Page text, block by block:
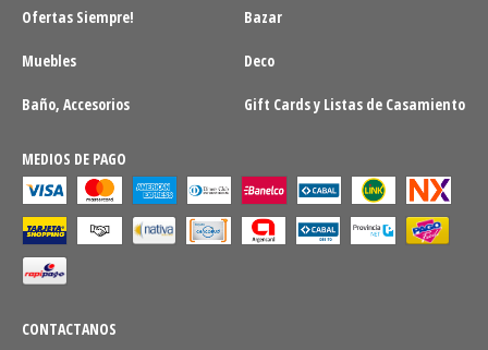
Ofertas Siempre!
Bazar
Muebles Deco
Baño, Accesorios Gift Cards y Listas de Casamiento
MEDIOS DE PAGO
CONTACTANOS